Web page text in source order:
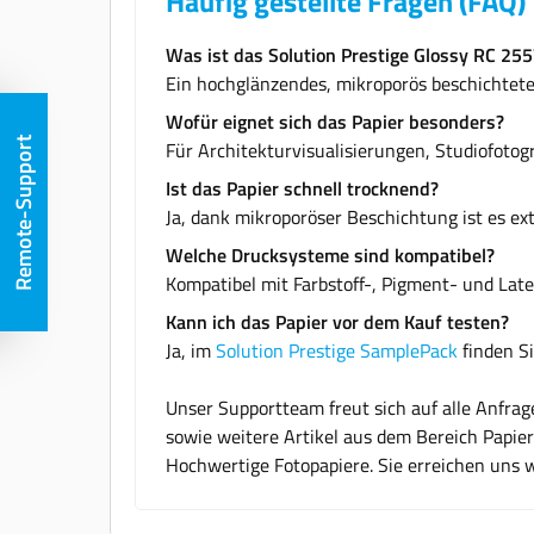
Was ist das Solution Prestige Glossy RC
Ein hochglänzendes, mikroporös
Wofür eignet sich das Papier besonders?
Für Architekturvisualisierungen,
Ist das Papier schnell trocknend?
Ja, dank mikroporöser Beschichtung ist es
Welche Drucksysteme sind kompatibel?
Kompatibel mit Farbstoff-, Pigment- und
Kann ich das Papier vor dem Kauf testen?
Ja, imSolution Prestige SamplePackfinden
Unser Supportteam freut sich auf alle
sowie weitere Artikel aus dem Bereich
Hochwertige Fotopapiere. Sie erreichen
Remote-Support